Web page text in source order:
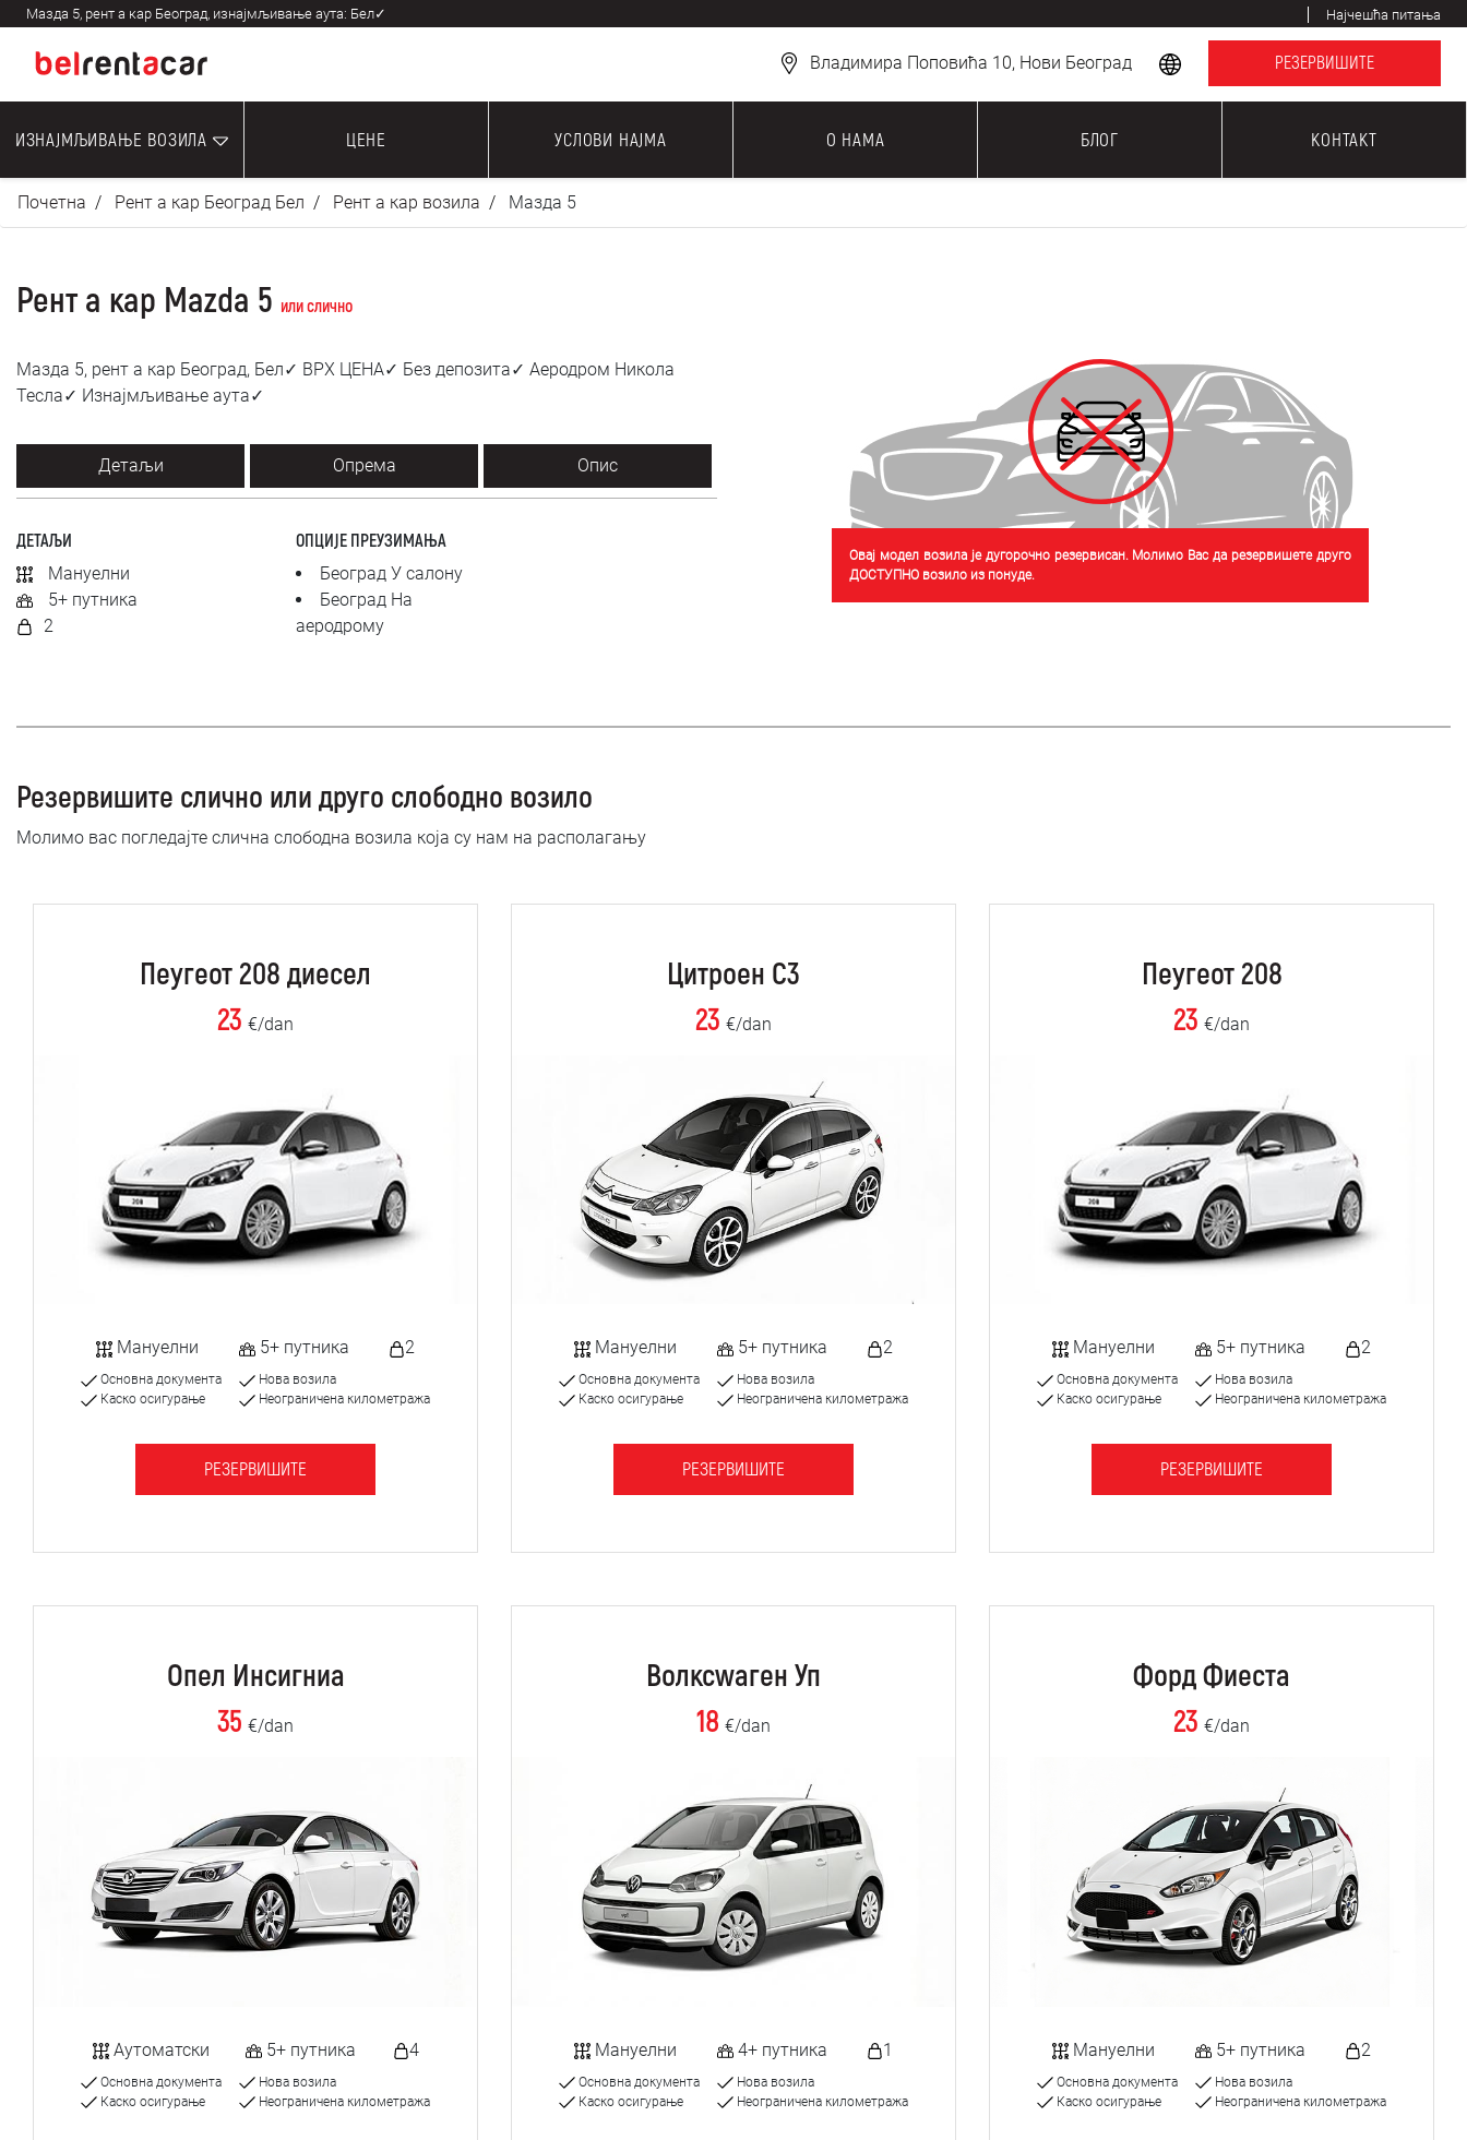
Мазда 5, рент а кар Београд, изнајмљивање аута: Бел✓ Најчешћа питања
Владимира Поповића 10, Нови Београд РЕЗЕРВИШИТЕ
ИЗНАЈМЉИВАЊЕ ВОЗИЛА ЦЕНЕ УСЛОВИ НАЈМА О НАМА БЛОГ КОНТАКТ
Почетна Рент а кар Београд Бел Рент а кар возила Мазда 5
Рент а кар Mazda 5 или слично
Мазда 5, рент а кар Београд, Бел✓ ВРХ ЦЕНА✓ Без депозита✓ Аеродром Никола
Тесла✓ Изнајмљивање аута✓
Детаљи Опрема Опис
ДЕТАЉИ
Мануелни
5+ путника
2
ОПЦИЈЕ ПРЕУЗИМАЊА
Београд У салону
Београд На
аеродрому
Овај модел возила је дугорочно резервисан. Молимо Вас да резервишете друго
ДОСТУПНО возило из понуде.
Резервишите слично или друго слободно возило
Молимо вас погледајте слична слободна возила која су нам на располагању
Пеугеот 208 диесел
23 €/dan
Мануелни 5+ путника 2
Основна документа
Каско осигурање
Нова возила
Неограничена километража
РЕЗЕРВИШИТЕ
Цитроен C3
23 €/dan
Мануелни 5+ путника 2
Основна документа
Каско осигурање
Нова возила
Неограничена километража
РЕЗЕРВИШИТЕ
Пеугеот 208
23 €/dan
Мануелни 5+ путника 2
Основна документа
Каско осигурање
Нова возила
Неограничена километража
РЕЗЕРВИШИТЕ
Опел Инсигниа
35 €/dan
Аутоматски 5+ путника 4
Основна документа
Каско осигурање
Нова возила
Неограничена километража
Волксwаген Уп
18 €/dan
Мануелни 4+ путника 1
Основна документа
Каско осигурање
Нова возила
Неограничена километража
Форд Фиеста
23 €/dan
Мануелни 5+ путника 2
Основна документа
Каско осигурање
Нова возила
Неограничена километража